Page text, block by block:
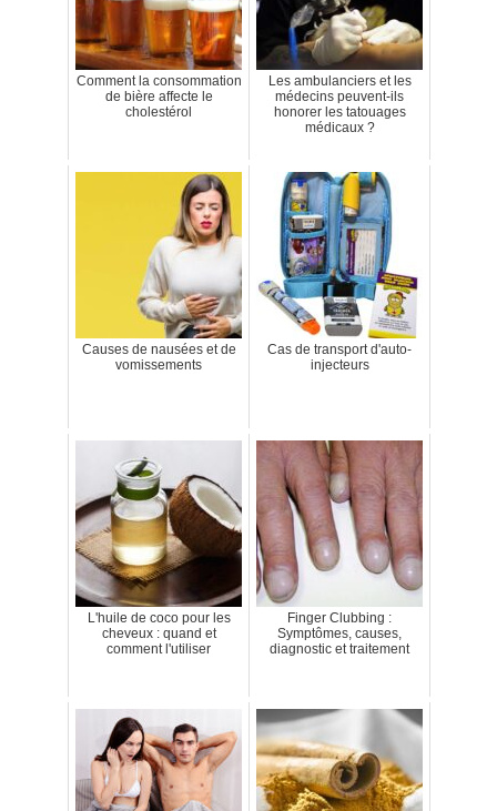
Comment la consommation
de bière affecte le
cholestérol
Les ambulanciers et les
médecins peuvent-ils
honorer les tatouages
médicaux ?
Causes de nausées et de
vomissements
Cas de transport d'auto-
injecteurs
L'huile de coco pour les
cheveux : quand et
comment l'utiliser
Finger Clubbing :
Symptômes, causes,
diagnostic et traitement